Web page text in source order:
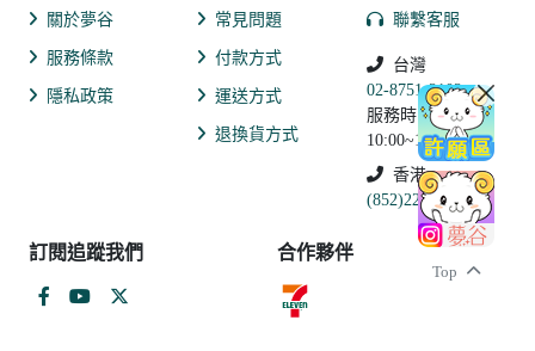
Top
關於夢谷
服務條款
隱私政策
常見問題
付款方式
運送方式
退換貨方式
聯繫客服
台灣
02-8751-2102
服務時間:
10:00~19:00
香港
(852)2250-9311
訂閱追蹤我們 合作夥伴